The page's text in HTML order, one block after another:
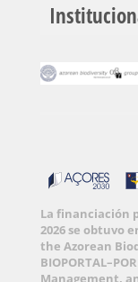
La financiación
2026 se obtuvo
the Azorean
Management,